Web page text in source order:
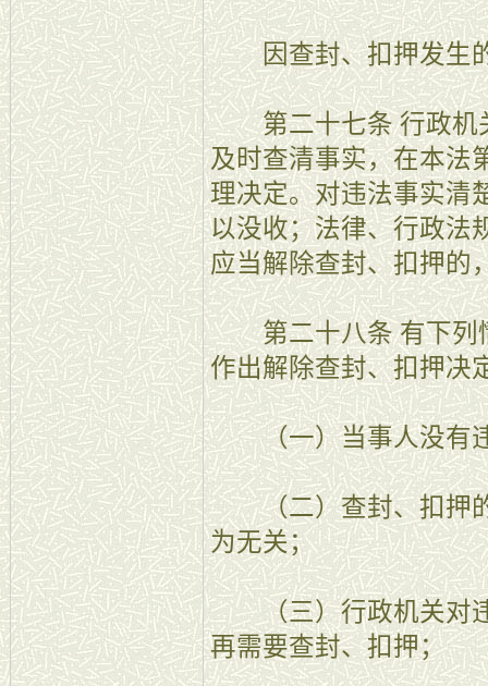
因查封、扣押发生的
第二十七条 行政机关
及时查清事实，在本法
理决定。对违法事实清
以没收；法律、行政法
应当解除查封、扣押的
第二十八条 有下列情
作出解除查封、扣押决
（一）当事人没有
（二）查封、扣押的
为无关；
（三）行政机关对违
再需要查封、扣押；